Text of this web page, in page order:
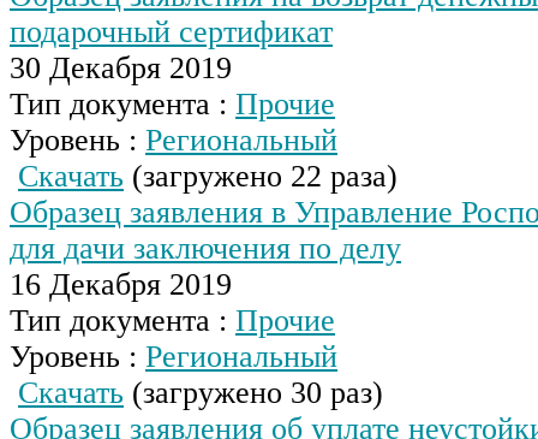
подарочный сертификат
30 Декабря 2019
Тип документа : Прочие
Уровень : Региональный
Скачать (загружено 22 раза)
Образец заявления в Управление
для дачи заключения по делу
16 Декабря 2019
Тип документа : Прочие
Уровень : Региональный
Скачать (загружено 30 раз)
Образец заявления об уплате